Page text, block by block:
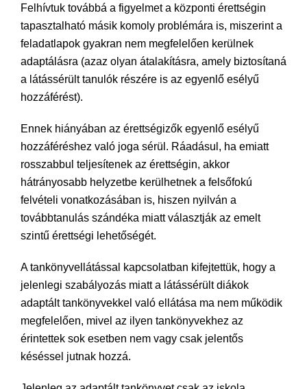
Felhívtuk továbbá a figyelmet a központi érettségin
tapasztalható másik komoly problémára is, miszerint a
feladatlapok gyakran nem megfelelően kerülnek
adaptálásra (azaz olyan átalakításra, amely biztosítaná
a látássérült tanulók részére is az egyenlő esélyű
hozzáférést).
Ennek hiányában az érettségizők egyenlő esélyű
hozzáféréshez való joga sérül. Ráadásul, ha emiatt
rosszabbul teljesítenek az érettségin, akkor
hátrányosabb helyzetbe kerülhetnek a felsőfokú
felvételi vonatkozásában is, hiszen nyilván a
továbbtanulás szándéka miatt választják az emelt
szintű érettségi lehetőségét.
A tankönyvellátással kapcsolatban kifejtettük, hogy a
jelenlegi szabályozás miatt a látássérült diákok
adaptált tankönyvekkel való ellátása ma nem működik
megfelelően, mivel az ilyen tankönyvekhez az
érintettek sok esetben nem vagy csak jelentős
késéssel jutnak hozzá.